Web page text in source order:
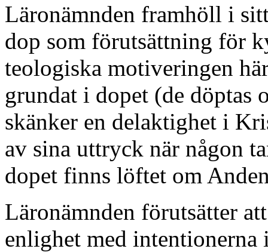
Läronämnden framhöll i
dop som förutsättning för
teologiska motiveringen
grundat i dopet (de döptas
skänker en delaktighet i
av sina uttryck när någon
dopet finns löftet om
Läronämnden förutsätter
enlighet med